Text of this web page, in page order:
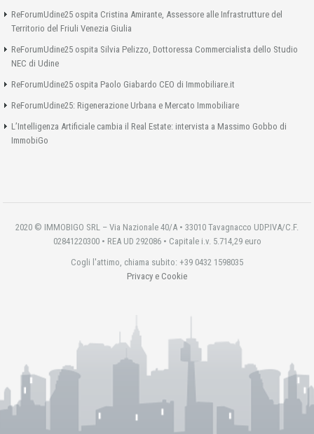
ReForumUdine25 ospita Cristina Amirante, Assessore alle Infrastrutture del
Territorio del Friuli Venezia Giulia
ReForumUdine25 ospita Silvia Pelizzo, Dottoressa Commercialista dello Studio
NEC di Udine
ReForumUdine25 ospita Paolo Giabardo CEO di Immobiliare.it
ReForumUdine25: Rigenerazione Urbana e Mercato Immobiliare
L’Intelligenza Artificiale cambia il Real Estate: intervista a Massimo Gobbo di
ImmobiGo
2020 © IMMOBIGO SRL – Via Nazionale 40/A • 33010 Tavagnacco UDP.IVA/C.F.
02841220300 • REA UD 292086 • Capitale i.v. 5.714,29 euro
Cogli l'attimo, chiama subito: +39 0432 1598035
Privacy e Cookie